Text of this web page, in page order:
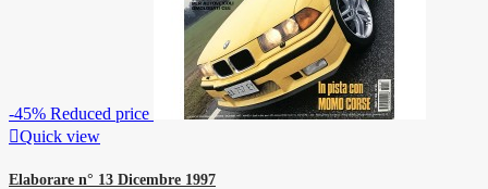
-45% Reduced price
Quick view
Elaborare n° 13 Dicembre 1997